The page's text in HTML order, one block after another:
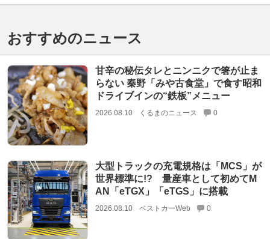
おすすめのニュース
甘辛の秘伝タレとニンニクで箸が止ま
らない 秦野「みや古食堂」で食す昭和
ドライブインの“鉄板”メニュー
2026.08.10 くるまのニュース 0
大型トラックの充電規格は「MCS」が
世界標準に!? 量産車として初めてM
AN「eTGX」「eTGS」に搭載
2026.08.10 ベストカーWeb 0